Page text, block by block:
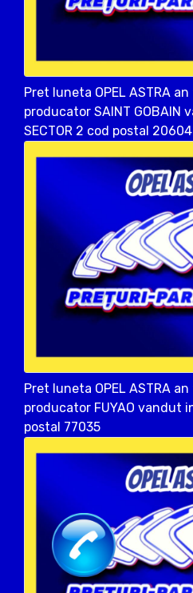
Pret luneta OPEL ASTRA
producator SAINT GOBAIN
SECTOR 2 cod postal 20604
Pret luneta OPEL ASTRA
producator FUYAO vandut
postal 77035